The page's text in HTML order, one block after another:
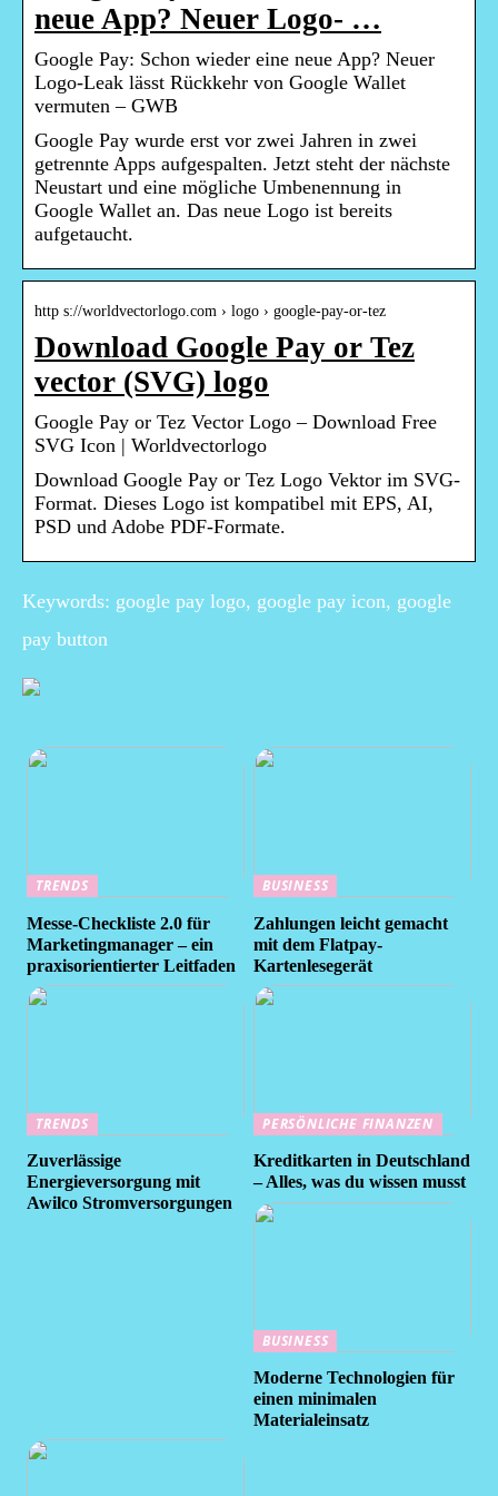
neue App? Neuer Logo- …
Google Pay: Schon wieder eine neue App? Neuer
Logo-Leak lässt Rückkehr von Google Wallet
vermuten – GWB
Google Pay wurde erst vor zwei Jahren in zwei
getrennte Apps aufgespalten. Jetzt steht der nächste
Neustart und eine mögliche Umbenennung in
Google Wallet an. Das neue Logo ist bereits
aufgetaucht.
http s://worldvectorlogo.com › logo › google-pay-or-tez
Download Google Pay or Tez
vector (SVG) logo
Google Pay or Tez Vector Logo – Download Free
SVG Icon | Worldvectorlogo
Download Google Pay or Tez Logo Vektor im SVG-
Format. Dieses Logo ist kompatibel mit EPS, AI,
PSD und Adobe PDF-Formate.
Keywords: google pay logo, google pay icon, google
pay button
TRENDS
Messe-Checkliste 2.0 für
Marketingmanager – ein
praxisorientierter Leitfaden
BUSINESS
Zahlungen leicht gemacht
mit dem Flatpay-
Kartenlesegerät
TRENDS
Zuverlässige
Energieversorgung mit
Awilco Stromversorgungen
PERSÖNLICHE FINANZEN
Kreditkarten in Deutschland
– Alles, was du wissen musst
BUSINESS
Moderne Technologien für
einen minimalen
Materialeinsatz